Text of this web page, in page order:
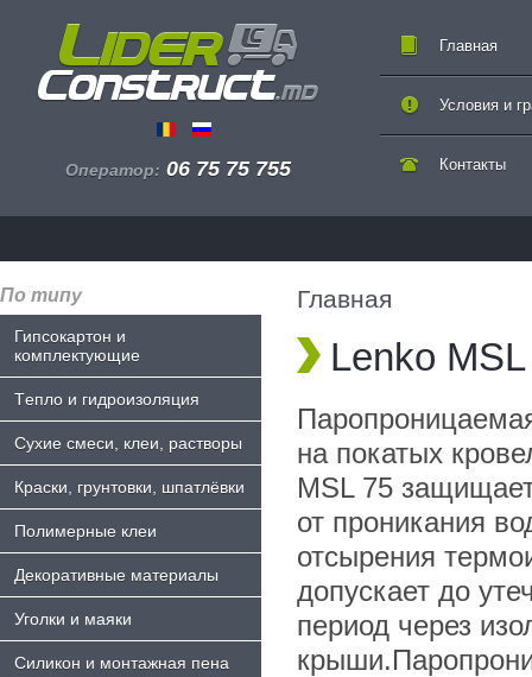
Оператор: 06 75 75 755
Главная
Контакты
Условия и
По типу
Гипсокартон и
комплектующие
Tепло и гидроизоляция
Сухие смеси, клеи, растворы
Краски, грунтовки, шпатлёвки
Полимерные клеи
Декоративные материалы
Уголки и маяки
Силикон и монтажная пена
Главная
Lenko
на покатых
MSL 75
от проникания
отсырения
допускает до
период через